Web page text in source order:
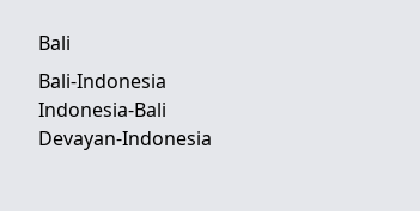
Bali
Bali-Indonesia
Indonesia-Bali
Devayan-Indonesia